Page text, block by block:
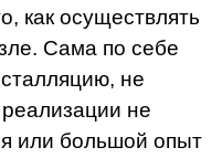
как осуществлять
Сама по себе
не
не
или большой опыт